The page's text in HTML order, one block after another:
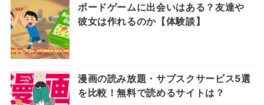
ボードゲームに出会いはある？友達や
彼女は作れるのか【体験談】
漫画の読み放題・サブスクサービス5選
を比較！無料で読めるサイトは？